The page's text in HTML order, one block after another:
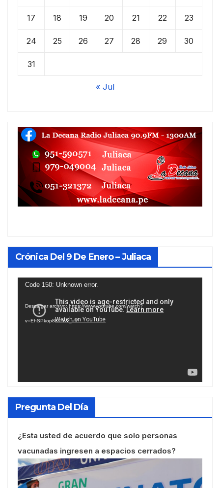
17 18 19 20 21 22 23
24 25 26 27 28 29 30
31
« Jul
Crónica Del 9 De Enero – Juliaca
Reproductor
vídeo
Code 150: Unknown error.
Descargar archivo: https://www.youtube.com/watch?
v=EhSPkop8KPY&_=1
Pregunta Del Día
¿Esta usted de acuerdo que solo personas
vacunadas ingresen a espacios cerrados?